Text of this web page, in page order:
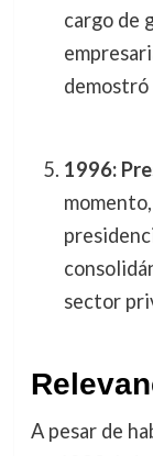
cargo de
demostró
1996:
sector
A pesar de